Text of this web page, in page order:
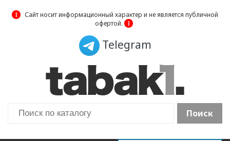
❕
Сайт носит информационный характер и не является публичной
офертой.
❕
Поиск
Telegram